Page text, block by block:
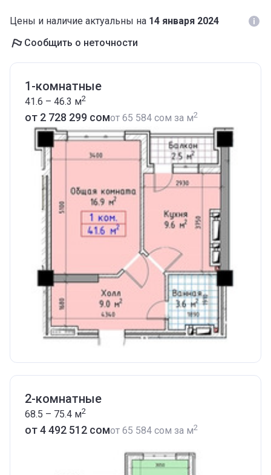
Цены и наличие актуальны на 14 января 2024
Сообщить о неточности
1-комнатные
41.6 – 46.3 м2
от ‍2 728 299 сомот ‍65 584 сом за м2
2-комнатные
68.5 – 75.4 м2
от ‍4 492 512 сомот ‍65 584 сом за м2